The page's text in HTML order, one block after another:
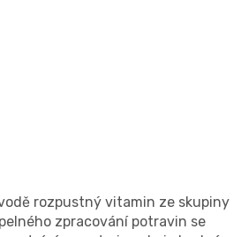
rozpustný vitamin ze skupiny
zpracování potravin se